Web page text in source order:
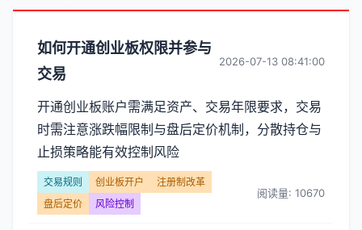
分
类
【注
册
制
改
如何开通创业板权限并参与
交易
2026-07-13 08:41:00
开通创业板账户需满足资产、交易年限要求，交易
时需注意涨跌幅限制与盘后定价机制，分散持仓与
止损策略能有效控制风险
交易规则 创业板开户
注册制改革
盘后定价
风险控制
阅读量: 10670